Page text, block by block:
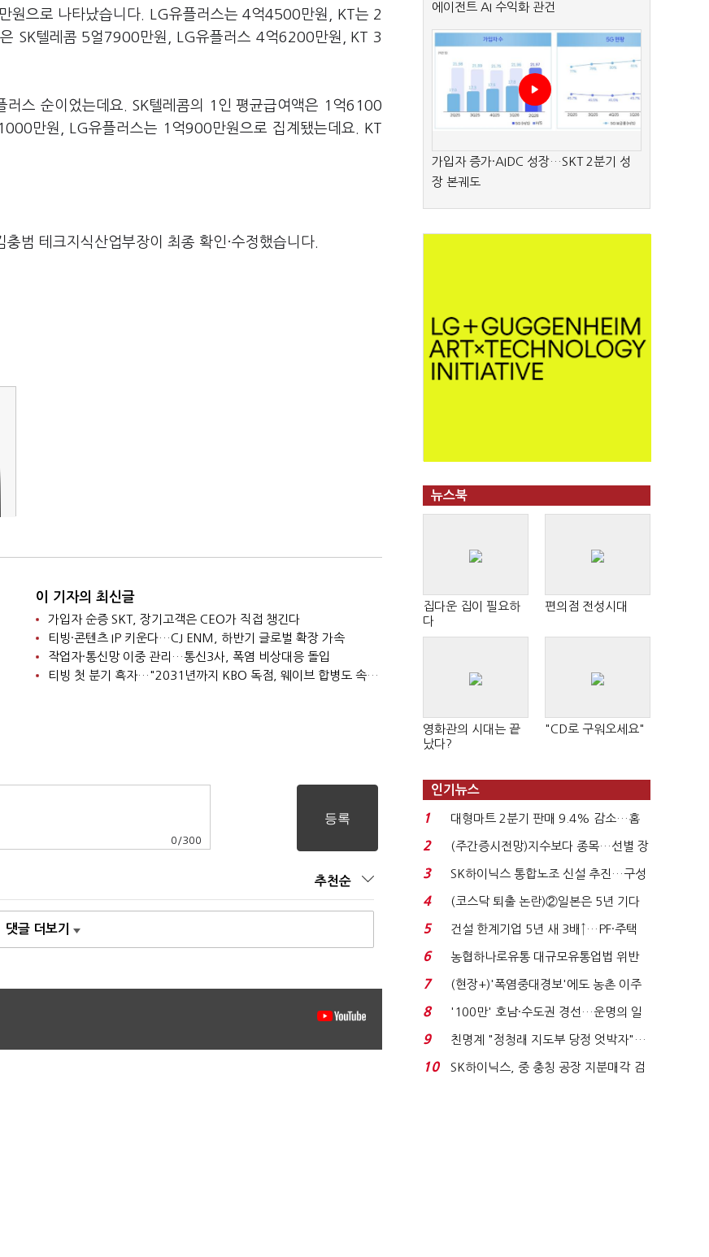
원으로 나타났습니다. LG유플러스는 4억4500만원, KT는 2
SK텔레콤 5얼7900만원, LG유플러스 4억6200만원, KT 3
스 순이었는데요. SK텔레콤의 1인 평균급여액은 1억6100
만원, LG유플러스는 1억900만원으로 집계됐는데요. KT
범 테크지식산업부장이 최종 확인·수정했습니다.
이 기자의 최신글
가입자 순증 SKT, 장기고객은 CEO가 직접 챙긴다
티빙·콘텐츠 IP 키운다…CJ ENM, 하반기 글로벌 확장 가속
작업자·통신망 이중 관리…통신3사, 폭염 비상대응 돌입
티빙 첫 분기 흑자…"2031년까지 KBO 독점, 웨이브 합병도 속도"
0 /300
추천순
댓글 더보기
에이전트 AI 수익화 관건
가입자 증가·AIDC 성장…SKT 2분기 성
장 본궤도
뉴스북
집다운 집이 필요하
다
편의점 전성시대
영화관의 시대는 끝
났다?
"CD로 구워오세요"
인기뉴스
1
대형마트 2분기 판매 9.4% 감소…홈
플러스 사태 여파...
2
(주간증시전망)지수보다 종목…선별 장
세 이어진다...
3
SK하이닉스 통합노조 신설 추진…구성
원 간 성과급 불...
4
(코스닥 퇴출 논란)②일본은 5년 기다
려주는데 우리는 ...
5
건설 한계기업 5년 새 3배↑…PF·주택
침체에 재무 ...
6
농협하나로유통 대규모유통업법 위반
적발…공정위, 과...
7
(현장+)'폭염중대경보'에도 농촌 이주
노동자는 강행군…'야...
8
'100만' 호남·수도권 경선…운명의 일
주일
9
친명계 "정청래 지도부 당정 엇박자"…
친청계 "신천지 오...
10
SK하이닉스, 중 충칭 공장 지분매각 검